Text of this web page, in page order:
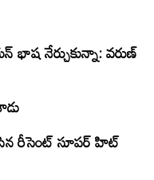
నేర్చుకున్నా: వరుణ్
రీసెంట్ సూప‌ర్ హిట్